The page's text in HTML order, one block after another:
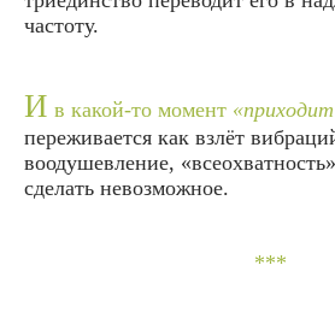
частоту.
И в какой-то момент
переживается как взлёт
воодушевление,
сделать невозможное.
***